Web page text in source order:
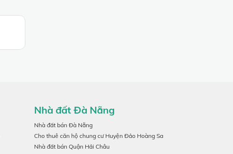
Nhà đất Đà Nẵng
Nhà đất bán Đà Nẵng
Cho thuê căn hộ chung cư Huyện Đảo Hoàng Sa
Nhà đất bán Quận Hải Châu